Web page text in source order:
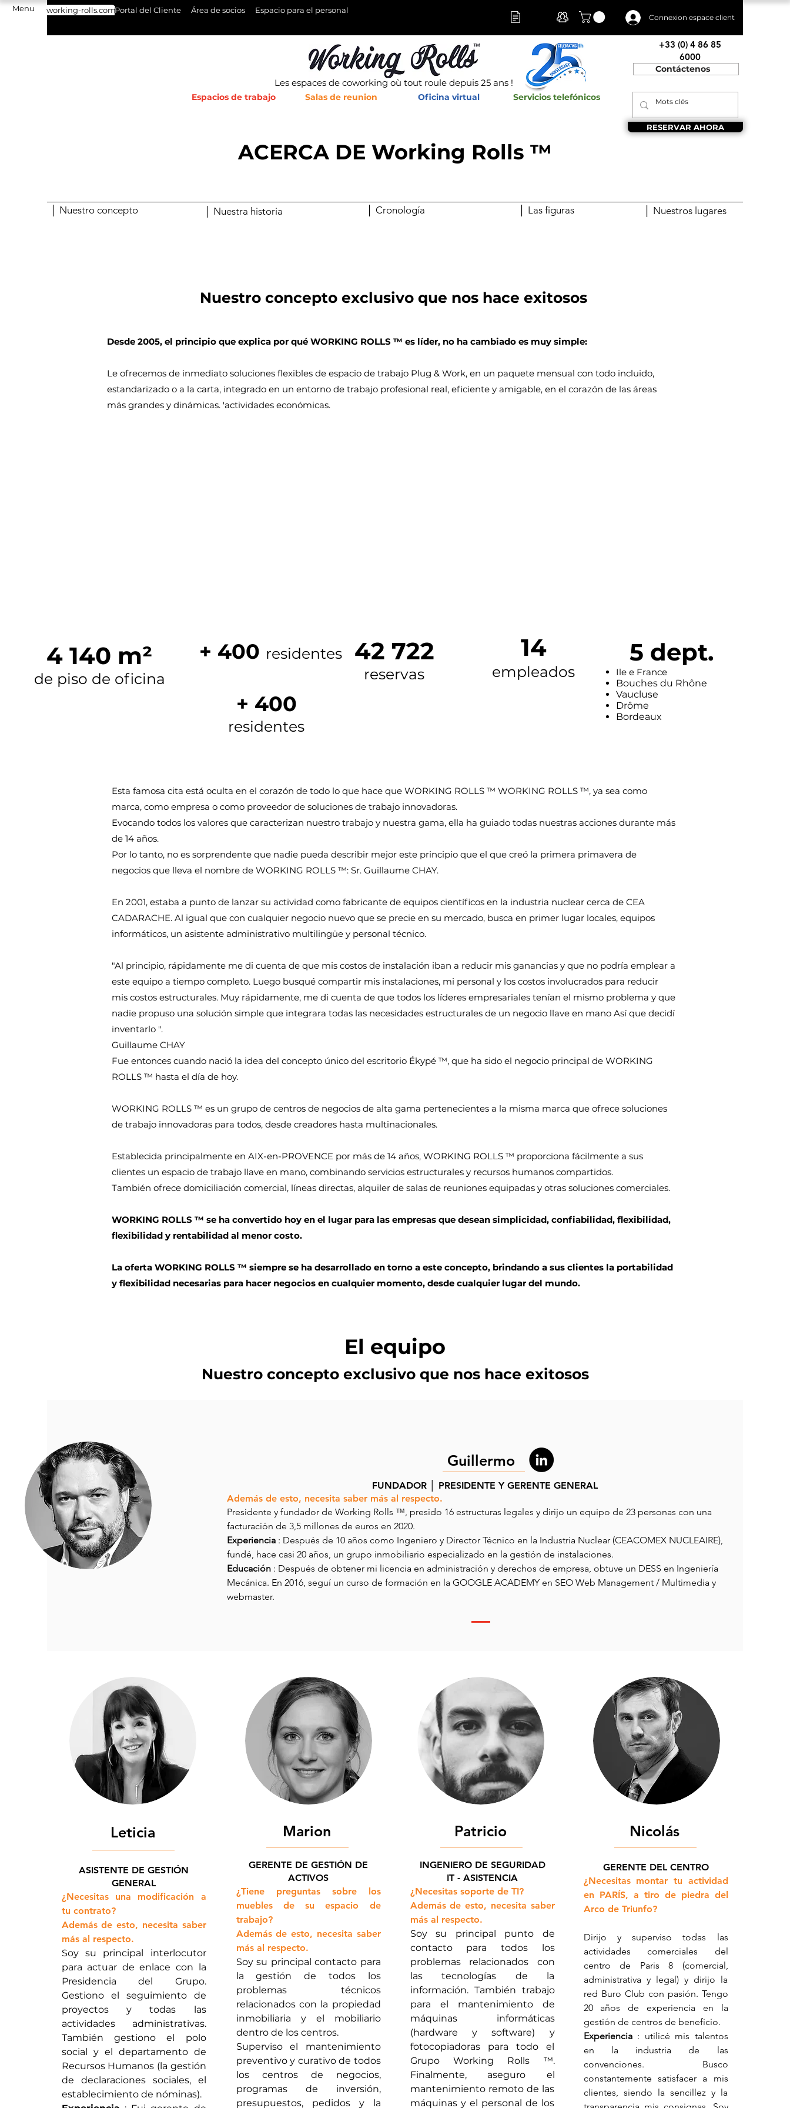
Menu
+33 (0) 4 86 85
6000
Contáctenos
RESERVAR AHORA
working-rolls.comPortal del Cliente Área de socios Espacio para el personal
Connexion espace client
Les espaces de coworking où tout roule depuis 25 ans !
Espacios de trabajo Salas de reunion Oficina virtual Servicios telefónicos
ACERCA DE Working Rolls ™
│ Nuestro concepto │ Nuestra historia │ Cronología │ Las figuras │ Nuestros lugares
Nuestro concepto exclusivo que nos hace exitosos
Desde 2005, el principio que explica por qué WORKING ROLLS ™ es líder, no ha cambiado es muy simple:
Le ofrecemos de inmediato soluciones flexibles de espacio de trabajo Plug & Work, en un paquete mensual con todo incluido,
estandarizado o a la carta, integrado en un entorno de trabajo profesional real, eficiente y amigable, en el corazón de las áreas
más grandes y dinámicas. 'actividades económicas.
4 140 m²
de piso de oficina
+ 400 residentes
+ 400
residentes
42 722
reservas
14
empleados
5 dept.
Ile e France
Bouches du Rhône
Vaucluse
Drôme
Bordeaux
Esta famosa cita está oculta en el corazón de todo lo que hace que WORKING ROLLS ™ WORKING ROLLS ™, ya sea como
marca, como empresa o como proveedor de soluciones de trabajo innovadoras.
Evocando todos los valores que caracterizan nuestro trabajo y nuestra gama, ella ha guiado todas nuestras acciones durante más
de 14 años.
Por lo tanto, no es sorprendente que nadie pueda describir mejor este principio que el que creó la primera primavera de
negocios que lleva el nombre de WORKING ROLLS ™: Sr. Guillaume CHAY.
En 2001, estaba a punto de lanzar su actividad como fabricante de equipos científicos en la industria nuclear cerca de CEA
CADARACHE. Al igual que con cualquier negocio nuevo que se precie en su mercado, busca en primer lugar locales, equipos
informáticos, un asistente administrativo multilingüe y personal técnico.
"Al principio, rápidamente me di cuenta de que mis costos de instalación iban a reducir mis ganancias y que no podría emplear a
este equipo a tiempo completo. Luego busqué compartir mis instalaciones, mi personal y los costos involucrados para reducir
mis costos estructurales. Muy rápidamente, me di cuenta de que todos los líderes empresariales tenían el mismo problema y que
nadie propuso una solución simple que integrara todas las necesidades estructurales de un negocio llave en mano Así que decidí
inventarlo ".
Guillaume CHAY
Fue entonces cuando nació la idea del concepto único del escritorio Ékypé ™, que ha sido el negocio principal de WORKING
ROLLS ™ hasta el día de hoy.
WORKING ROLLS ™ es un grupo de centros de negocios de alta gama pertenecientes a la misma marca que ofrece soluciones
de trabajo innovadoras para todos, desde creadores hasta multinacionales.
Establecida principalmente en AIX-en-PROVENCE por más de 14 años, WORKING ROLLS ™ proporciona fácilmente a sus
clientes un espacio de trabajo llave en mano, combinando servicios estructurales y recursos humanos compartidos.
También ofrece domiciliación comercial, líneas directas, alquiler de salas de reuniones equipadas y otras soluciones comerciales.
WORKING ROLLS ™ se ha convertido hoy en el lugar para las empresas que desean simplicidad, confiabilidad, flexibilidad,
flexibilidad y rentabilidad al menor costo.
La oferta WORKING ROLLS ™ siempre se ha desarrollado en torno a este concepto, brindando a sus clientes la portabilidad
y flexibilidad necesarias para hacer negocios en cualquier momento, desde cualquier lugar del mundo.
El equipo
Nuestro concepto exclusivo que nos hace exitosos
Guillermo
FUNDADOR │ PRESIDENTE Y GERENTE GENERAL
Además de esto, necesita saber más al respecto.
Presidente y fundador de Working Rolls ™, presido 16 estructuras legales y dirijo un equipo de 23 personas con una
facturación de 3,5 millones de euros en 2020.
Experiencia : Después de 10 años como Ingeniero y Director Técnico en la Industria Nuclear (CEACOMEX NUCLEAIRE),
fundé, hace casi 20 años, un grupo inmobiliario especializado en la gestión de instalaciones.
Educación : Después de obtener mi licencia en administración y derechos de empresa, obtuve un DESS en Ingeniería
Mecánica. En 2016, seguí un curso de formación en la GOOGLE ACADEMY en SEO Web Management / Multimedia y
webmaster.
Leticia
ASISTENTE DE GESTIÓN
GENERAL
¿Necesitas una modificación a
tu contrato?
Además de esto, necesita saber
más al respecto.
Soy su principal interlocutor
para actuar de enlace con la
Presidencia del Grupo.
Gestiono el seguimiento de
proyectos y todas las
actividades administrativas.
También gestiono el polo
social y el departamento de
Recursos Humanos (la gestión
de declaraciones sociales, el
establecimiento de nóminas).
Marion
GERENTE DE GESTIÓN DE
ACTIVOS
¿Tiene preguntas sobre los
muebles de su espacio de
trabajo?
Además de esto, necesita saber
más al respecto.
Soy su principal contacto para
la gestión de todos los
problemas técnicos
relacionados con la propiedad
inmobiliaria y el mobiliario
dentro de los centros.
Superviso el mantenimiento
preventivo y curativo de todos
los centros de negocios,
programas de inversión,
presupuestos, pedidos y la
Patricio
INGENIERO DE SEGURIDAD
IT - ASISTENCIA
¿Necesitas soporte de TI?
Además de esto, necesita saber
más al respecto.
Soy su principal punto de
contacto para todos los
problemas relacionados con
las tecnologías de la
información. También trabajo
para el mantenimiento de
máquinas informáticas
(hardware y software) y
fotocopiadoras para todo el
Grupo Working Rolls ™.
Finalmente, aseguro el
mantenimiento remoto de las
máquinas y el personal de los
Nicolás
GERENTE DEL CENTRO
¿Necesitas montar tu actividad
en PARÍS, a tiro de piedra del
Arco de Triunfo?
Dirijo y superviso todas las
actividades comerciales del
centro de Paris 8 (comercial,
administrativa y legal) y dirijo la
red Buro Club con pasión. Tengo
20 años de experiencia en la
gestión de centros de beneficio.
Experiencia: utilicé mis talentos
en la industria de las
convenciones. Busco
constantemente satisfacer a mis
clientes, siendo la sencillez y la